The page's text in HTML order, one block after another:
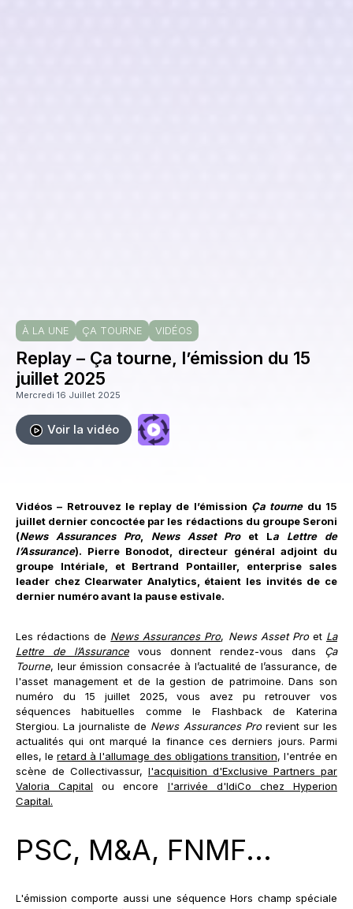
À LA UNE ÇA TOURNE VIDÉOS
Replay – Ça tourne, l’émission du 15
juillet 2025
Mercredi 16 Juillet 2025
Voir la vidéo
Vidéos – Retrouvez le replay de l’émission Ça tournedu 15
juillet dernier concoctée par les rédactions du groupe Seroni
(News Assurances Pro, News Asset Proet La Lettre de
l’Assurance). Pierre Bonodot, directeur général adjoint du
groupe Intériale, et Bertrand Pontailler, enterprise sales
leader chez Clearwater Analytics, étaient les invités de ce
dernier numéro avant la pause estivale.
Les rédactions de News Assurances Pro, News Asset Proet La
Lettre de l’Assurancevous donnent rendez-vous dans Ça
Tourne, leur émission consacrée à l’actualité de l’assurance, de
l'asset management et de la gestion de patrimoine. Dans son
numéro du 15 juillet 2025, vous avez pu retrouver vos
séquences habituelles comme le Flashback de Katerina
Stergiou. La journaliste de News Assurances Prorevient sur les
actualités qui ont marqué la finance ces derniers jours. Parmi
elles, leretard à l'allumage des obligations transition, l'entrée en
scène de Collectivassur, l'acquisition d'Exclusive Partners par
Valoria Capital ou encore l'arrivée d'IdiCo chez Hyperion
Capital.
PSC, M&A, FNMF...
L'émission comporte aussi une séquence Hors champ spéciale